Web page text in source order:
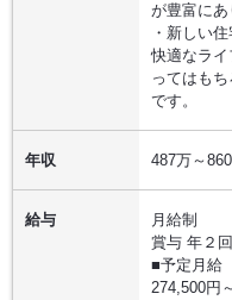
が豊富にあ
・新しい
快適なライ
ってはも
です。
年収 487万～
給与
月給制
賞与 年２回
■予定月給
274,500円